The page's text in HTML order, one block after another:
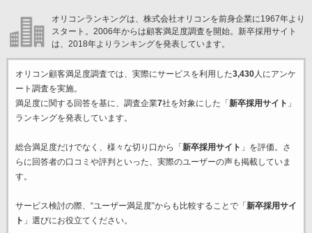
オリコンランキングは、株式会社オリコンを前身企業に1967年より
スタート。2006年からは顧客満足度調査を開始。新卒採用サイト
は、2018年よりランキングを発表しています。
オリコン顧客満足度調査では、実際にサービスを利用した3,430人にアンケ
ート調査を実施。
満足度に関する回答を基に、調査企業7社を対象にした「 新卒採用サイト 」
ランキングを発表しています。
総合満足度だけでなく、様々な切り口から「 新卒採用サイト 」を評価。さ
らに回答者の口コミや評判といった、実際のユーザーの声も掲載していま
す。
サービス検討の際、“ユーザー満足度”からも比較することで「 新卒採用サイ
ト 」選びにお役立てください。